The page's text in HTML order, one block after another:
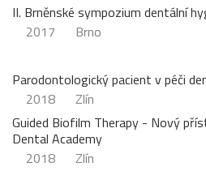
II. Brněnské sympozium dentální
2017
Brno
Parodontologický pacient v péči
2018
Zlín
Guided Biofilm Therapy - Nový
Dental Academy
2018
Zlín